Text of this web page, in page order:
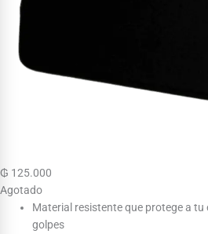
₲ 125.000
Agotado
Material resistente que protege a
golpes